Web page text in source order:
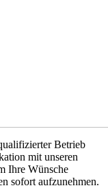
Betrieb
mit unseren
Ihre Wünsche
sofort aufzunehmen.